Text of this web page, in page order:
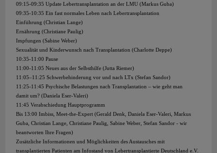
09:15-09:35 Update Lebertransplantation an der LMU (Markus Guba)
09:35-10:35 Ein fast normales Leben nach Lebertransplantation
Einführung (Christian Lange)
Ernährung (Christiane Paulig)
Impfungen (Sabine Weber)
Sexualität und Kinderwunsch nach Transplantation (Charlotte Deppe)
10:35-11:00 Pause
11:00-11:05 Neues aus der Selbsthilfe (Jutta Riemer)
11:05–11:25 Schwerbehinderung vor und nach LTx (Stefan Sandor)
11:25-11:45 Psychische Belastungen nach Transplantation – wie geht man
damit um? (Daniela Eser-Valeri)
11:45 Verabschiedung Hauptprogramm
Bis 13:00 Imbiss, Meet-the-Expert (Gerald Denk, Daniela Eser-Valeri, Markus
Guba, Christian Lange, Christiane Paulig, Sabine Weber, Stefan Sandor - wir
beantworten Ihre Fragen)
Zusätzliche Informationen und Möglichkeiten des Austausches mit
transplantierten Patienten am Infostand von Lebertransplantierte Deutschland e.V.